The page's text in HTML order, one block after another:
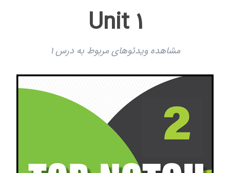
Unit 1
مشاهده ویدئوهای مربوط به درس 1